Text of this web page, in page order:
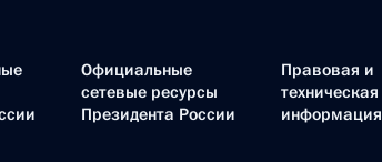
Официальные
сетевые ресурсы
Президента России
Правовая и
техническая
информация